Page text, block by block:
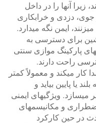
زیرا آنها را در داخل
جوی، دزدی و خرابکاری
ایمن نگه میدارد.
برای دسترسی به
پارکینگ موازی سنتی
راحت دارند.
کار میکند و معمولاً کمتر
یا پایین بیاید و
میسازد. ویژگیهای ایمنی
و مکانیسمهای
در حین کارکرد